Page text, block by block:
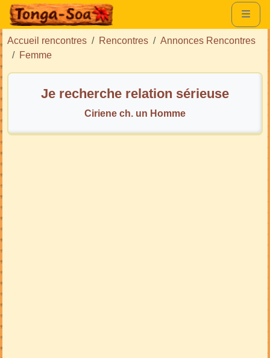
Accueil rencontres Rencontres
Annonces Rencontres
Femme
Je recherche relation sérieuse
Ciriene ch. un Homme